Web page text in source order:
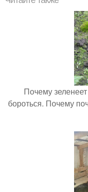
Почему
бороться. Почему